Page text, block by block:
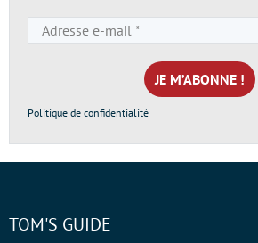
e-
mail
*
Politique de confidentialité
TOM'S GUIDE